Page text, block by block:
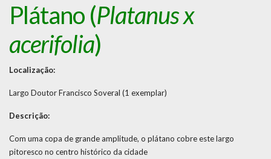
Plátano (Platanus x
acerifolia)
Localização:
Largo Doutor Francisco Soveral (1 exemplar)
Descrição:
Com uma copa de grande amplitude, o plátano cobre este largo
pitoresco no centro histórico da cidade